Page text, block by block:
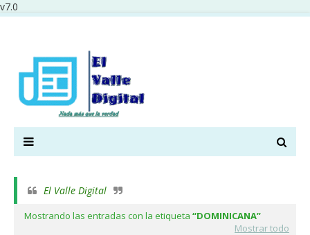
v7.0
El Valle Digital
Mostrando las entradas con la etiqueta
DOMINICANA
Mostrar todo